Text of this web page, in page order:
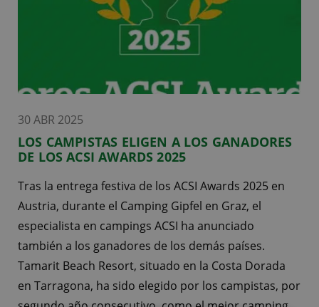
30 ABR 2025
LOS CAMPISTAS ELIGEN A LOS GANADORES
DE LOS ACSI AWARDS 2025
Tras la entrega festiva de los ACSI Awards 2025 en
Austria, durante el Camping Gipfel en Graz, el
especialista en campings ACSI ha anunciado
también a los ganadores de los demás países.
Tamarit Beach Resort, situado en la Costa Dorada
en Tarragona, ha sido elegido por los campistas, por